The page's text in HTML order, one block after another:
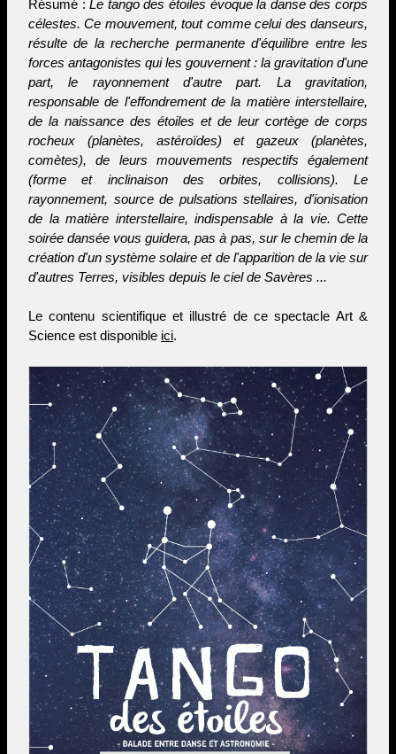
Résumé :Le tango des étoiles évoque la danse des corps
célestes. Ce mouvement, tout comme celui des danseurs,
résulte de la recherche permanente d'équilibre entre les
forces antagonistes qui les gouvernent : la gravitation d'une
part, le rayonnement d'autre part. La gravitation,
responsable de l'effondrement de la matière interstellaire,
de la naissance des étoiles et de leur cortège de corps
rocheux (planètes, astéroïdes) et gazeux (planètes,
comètes), de leurs mouvements respectifs également
(forme et inclinaison des orbites, collisions). Le
rayonnement, source de pulsations stellaires, d'ionisation
de la matière interstellaire, indispensable à la vie. Cette
soirée dansée vous guidera, pas à pas, sur le chemin de la
création d'un système solaire et de l'apparition de la vie sur
d'autres Terres, visibles depuis le ciel de Savères ...
Le contenu scientifique et illustré de ce spectacle Art &
Science est disponible ici.